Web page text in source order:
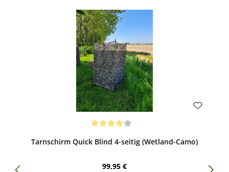
Tarnschirm Quick Blind 4-seitig (Wetland-Camo)
Regulärer Preis:
99,95 €